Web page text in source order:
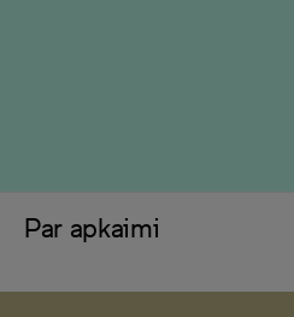
Par apkaimi